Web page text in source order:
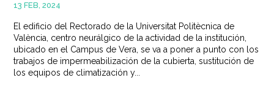
13 FEB, 2024
El edificio del Rectorado de la Universitat Politècnica de
València, centro neurálgico de la actividad de la institución,
ubicado en el Campus de Vera, se va a poner a punto con los
trabajos de impermeabilización de la cubierta, sustitución de
los equipos de climatización y...